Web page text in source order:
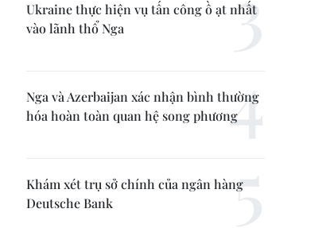
Ukraine thực hiện vụ tấn công ồ ạt nhất
vào lãnh thổ Nga
Nga và Azerbaijan xác nhận bình thường
hóa hoàn toàn quan hệ song phương
Khám xét trụ sở chính của ngân hàng
Deutsche Bank